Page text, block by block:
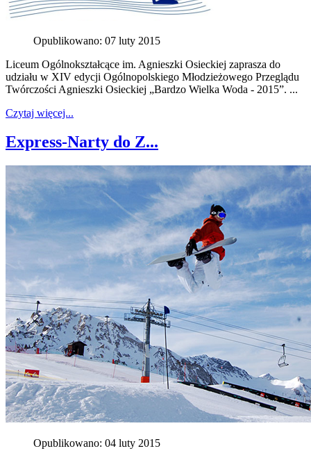
Opublikowano: 07 luty 2015
Liceum Ogólnokształcące im. Agnieszki Osieckiej zaprasza do
udziału w XIV edycji Ogólnopolskiego Młodzieżowego Przeglądu
Twórczości Agnieszki Osieckiej „Bardzo Wielka Woda - 2015”. ...
Czytaj więcej...
Express-Narty do Z...
Opublikowano: 04 luty 2015